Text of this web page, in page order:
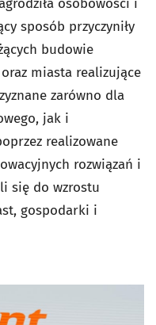
osobowości i
sposób przyczyniły
budowie
miasta realizujące
zarówno dla
jak i
realizowane
rozwiązań i
się do wzrostu
gospodarki i